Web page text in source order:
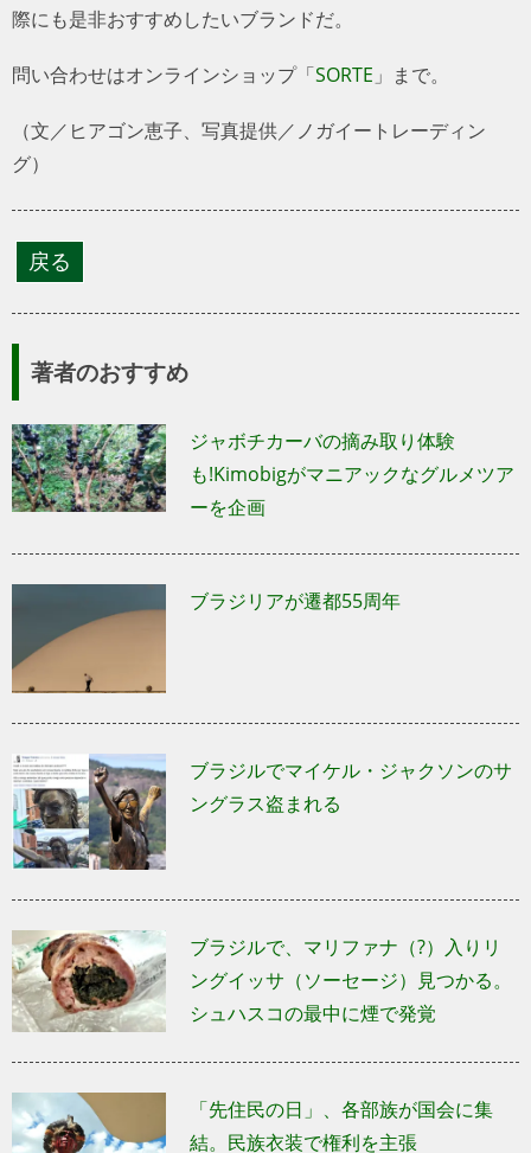
際にも是非おすすめしたいブランドだ。
問い合わせはオンラインショップ「SORTE 」まで。
（文／ヒアゴン恵子、写真提供／ノガイートレーディン
グ）
著者のおすすめ
ジャボチカーバの摘み取り体験
も!Kimobigがマニアックなグルメツア
ーを企画
ブラジリアが遷都55周年
ブラジルでマイケル・ジャクソンのサ
ングラス盗まれる
ブラジルで、マリファナ（?）入りリ
ングイッサ（ソーセージ）見つかる。
シュハスコの最中に煙で発覚
「先住民の日」、各部族が国会に集
結。民族衣装で権利を主張